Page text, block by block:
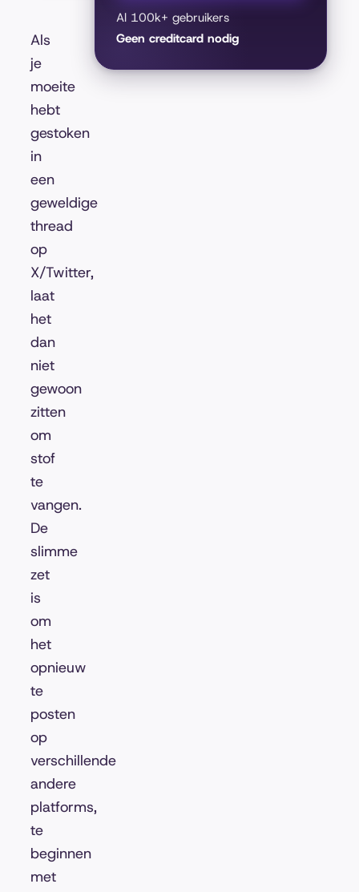
Als
je
moeite
hebt
gestoken
in
een
geweldige
thread
op
X/Twitter,
laat
het
dan
niet
gewoon
zitten
om
stof
te
vangen.
De
slimme
zet
is
om
het
opnieuw
te
posten
op
verschillende
andere
platforms,
te
beginnen
met
Al 100k+ gebruikers
Geen creditcard nodig